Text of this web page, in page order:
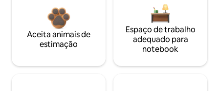
Aceita animais de
estimação
Espaço de trabalho
adequado para
notebook